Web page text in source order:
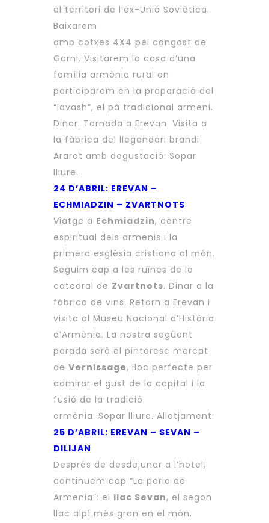
el territori de l’ex-Unió Soviètica.
Baixarem
amb cotxes 4X4 pel congost de
Garni. Visitarem la casa d’una
família armènia rural on
participarem en la preparació del
“lavash”, el pà tradicional armeni.
Dinar. Tornada a Erevan. Visita a
la fàbrica del llegendari brandi
Ararat amb degustació. Sopar
lliure.
24 D’ABRIL: EREVAN –
ECHMIADZIN – ZVARTNOTS
Viatge a Echmiadzin, centre
espiritual dels armenis i la
primera església cristiana al món.
Seguim cap a les ruïnes de la
catedral de Zvartnots. Dinar a la
fàbrica de vins. Retorn a Erevan i
visita al Museu Nacional d’Història
d’Armènia. La nostra següent
parada serà el pintoresc mercat
de Vernissage, lloc perfecte per
admirar el gust de la capital i la
fusió de la tradició
armènia. Sopar lliure. Allotjament.
25 D’ABRIL: EREVAN – SEVAN –
DILIJAN
Després de desdejunar a l’hotel,
continuem cap “La perla de
Armenia”: el llac Sevan, el segon
llac alpí més gran en el món.